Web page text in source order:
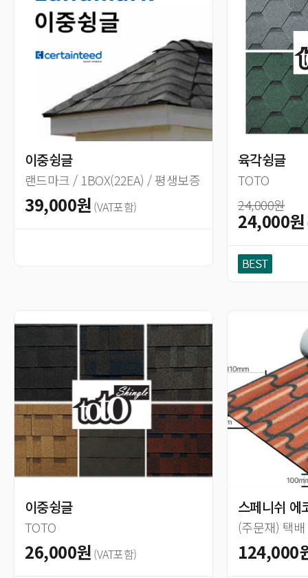
이중슁글
랜드마크 / 1BOX(22EA) / 평생보증
39,000원 (VAT포함)
육각슁글
TOTO
24,000원
24,000원
이중슁글
TOTO
26,000원 (VAT포함)
스페니쉬 에
(주문재) 택
124,000